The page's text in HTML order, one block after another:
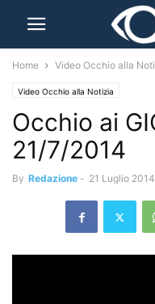
Home Video Occhio alla
Video Occhio alla Notizia
Occhio ai
21/7/2014
By Redazione - 21 Luglio 2014